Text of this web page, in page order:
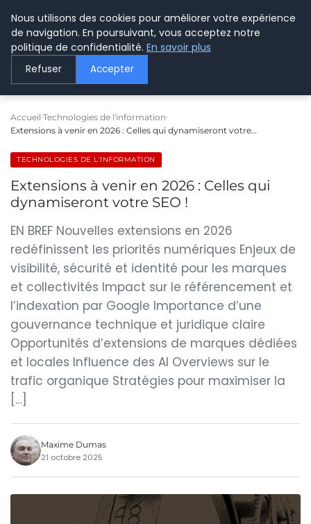
LE WEBMARKETING
Accueil Technologies de l'information
Extensions à venir en 2026 : Celles qui dynamiseront votre…
TECHNOLOGIES DE L'INFORMATION
Extensions à venir en 2026 : Celles qui
dynamiseront votre SEO !
EN BREF Nouvelles extensions en 2026
redéfinissent les priorités numériques Enjeux de
visibilité, sécurité et identité pour les marques
et collectivités Impact sur le référencement et
l’indexation par Google Importance d’une
gouvernance technique et juridique claire
Opportunités d’extensions de marques dédiées
et locales Influence des AI Overviews sur le
trafic organique Stratégies pour maximiser la
[…]
Maxime Dumas
21 octobre 2025
Nous utilisons des cookies pour améliorer votre expérience
de navigation. En poursuivant, vous acceptez notre
politique de confidentialité. En savoir plus
Refuser Accepter